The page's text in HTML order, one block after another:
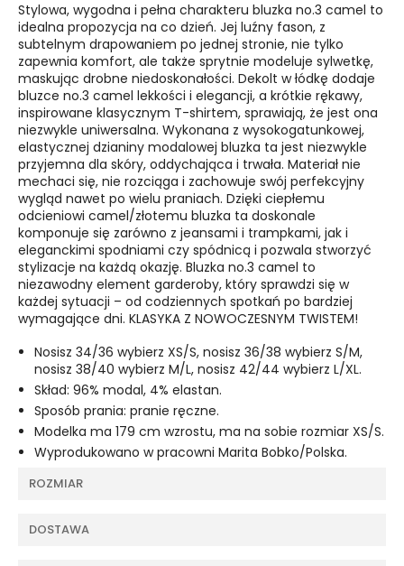
Stylowa, wygodna i pełna charakteru bluzka no.3 camel to
idealna propozycja na co dzień. Jej luźny fason, z
subtelnym drapowaniem po jednej stronie, nie tylko
zapewnia komfort, ale także sprytnie modeluje sylwetkę,
maskując drobne niedoskonałości. Dekolt w łódkę dodaje
bluzce no.3 camel lekkości i elegancji, a krótkie rękawy,
inspirowane klasycznym T-shirtem, sprawiają, że jest ona
niezwykle uniwersalna. Wykonana z wysokogatunkowej,
elastycznej dzianiny modalowej bluzka ta jest niezwykle
przyjemna dla skóry, oddychająca i trwała. Materiał nie
mechaci się, nie rozciąga i zachowuje swój perfekcyjny
wygląd nawet po wielu praniach. Dzięki ciepłemu
odcieniowi camel/złotemu bluzka ta doskonale
komponuje się zarówno z jeansami i trampkami, jak i
eleganckimi spodniami czy spódnicą i pozwala stworzyć
stylizacje na każdą okazję. Bluzka no.3 camel to
niezawodny element garderoby, który sprawdzi się w
każdej sytuacji – od codziennych spotkań po bardziej
wymagające dni. KLASYKA Z NOWOCZESNYM TWISTEM!
Nosisz 34/36 wybierz XS/S, nosisz 36/38 wybierz S/M,
nosisz 38/40 wybierz M/L, nosisz 42/44 wybierz L/XL.
Skład: 96% modal, 4% elastan.
Sposób prania: pranie ręczne.
Modelka ma 179 cm wzrostu, ma na sobie rozmiar XS/S.
Wyprodukowano w pracowni Marita Bobko/Polska.
ROZMIAR
DOSTAWA